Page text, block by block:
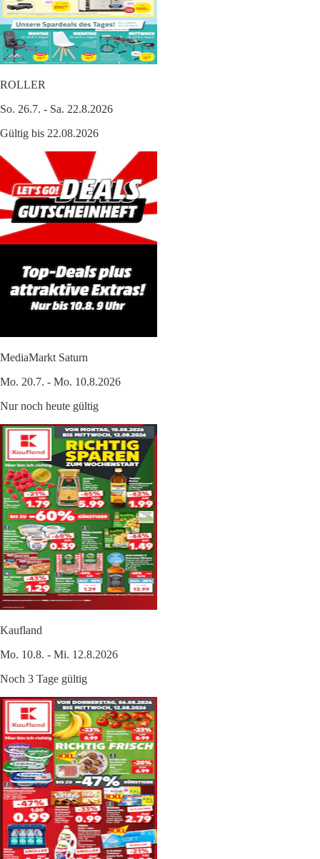
ROLLER
So. 26.7. - Sa. 22.8.2026
Gültig bis 22.08.2026
MediaMarkt Saturn
Mo. 20.7. - Mo. 10.8.2026
Nur noch heute gültig
Kaufland
Mo. 10.8. - Mi. 12.8.2026
Noch 3 Tage gültig